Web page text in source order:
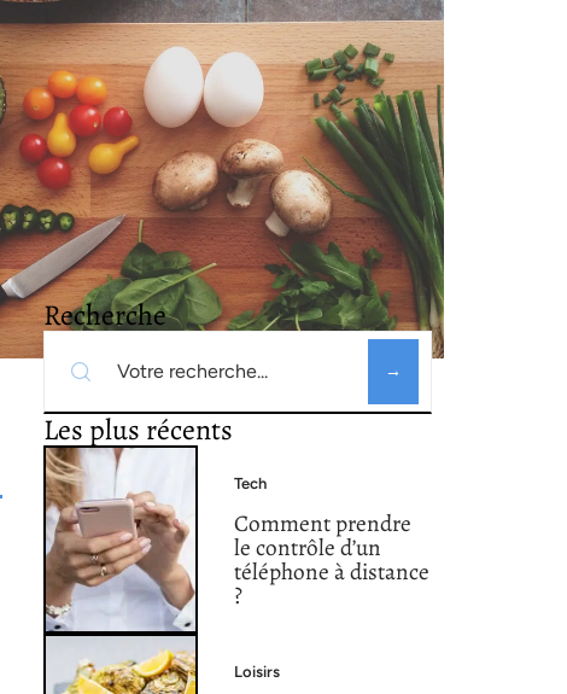
Recherche
Les plus récents
Tech
Comment prendre
le contrôle d’un
téléphone à distance
?
Loisirs